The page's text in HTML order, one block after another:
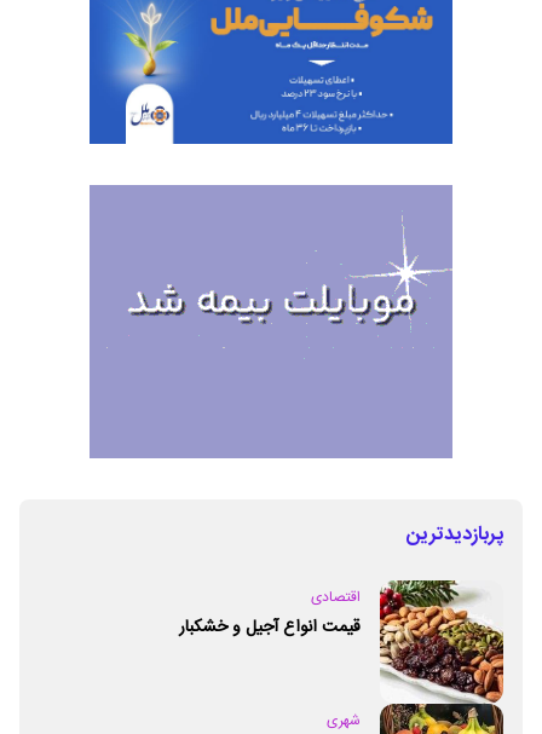
پربازدیدترین
اقتصادی
قیمت انواع آجیل و خشکبار
شهری